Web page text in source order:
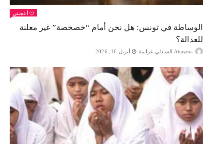
أعجبني
الوساطة في تونس: هل نحن أمام “خصخصة” غير معلنة
للعدالة؟
Attayma الشاذلي عرايبية أبريل 16, 2026